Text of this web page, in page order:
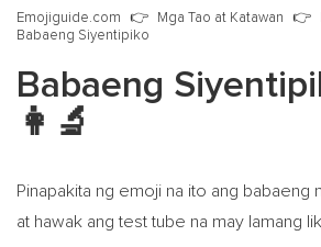
Emojiguide.com Mga Tao at Katawan
Babaeng Siyentipiko
Babaeng
👩‍🔬
Pinapakita ng emoji na ito ang babaeng
at hawak ang test tube na may lamang